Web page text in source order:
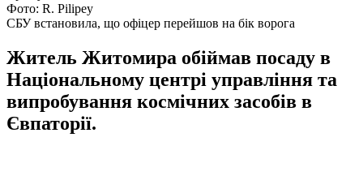
Фото: R. Pilipey
СБУ встановила, що офіцер перейшов на бік ворога
Житель Житомира обіймав посаду в
Національному центрі управління та
випробування космічних засобів в
Євпаторії.